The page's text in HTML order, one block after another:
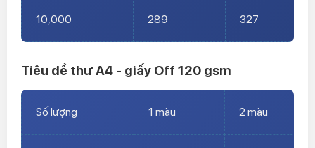
10,000 289 327
Tiêu đề thư A4 - giấy Off 120 gsm
Số lượng 1 màu 2 màu